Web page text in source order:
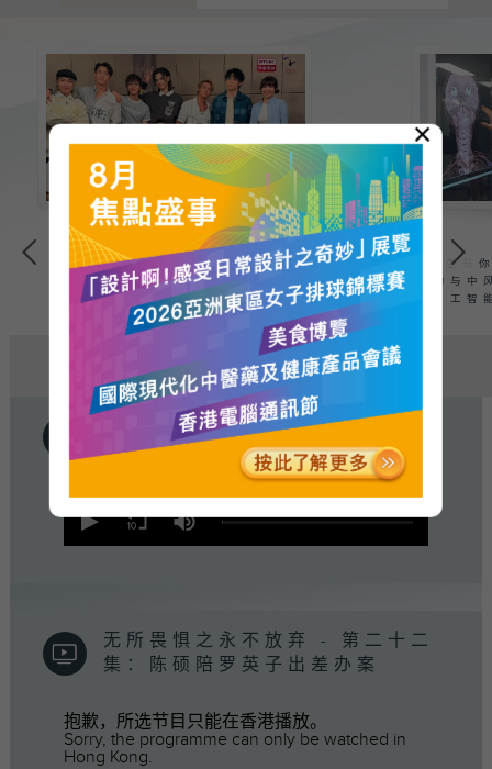
骚动音乐:Mirror难得亮相
节目，彬臣、波盛准备了什
么问题，而Mirror又怎...
医生与
力与中
工智
热搜 HOT SEARCH
音乐情人 - 音乐情人
seconds
无所畏惧之永不放弃 - 第二十二
集：陈硕陪罗英子出差办案
抱歉，所选节目只能在香港播放。
Sorry, the programme can only be watched in
Hong Kong.
×